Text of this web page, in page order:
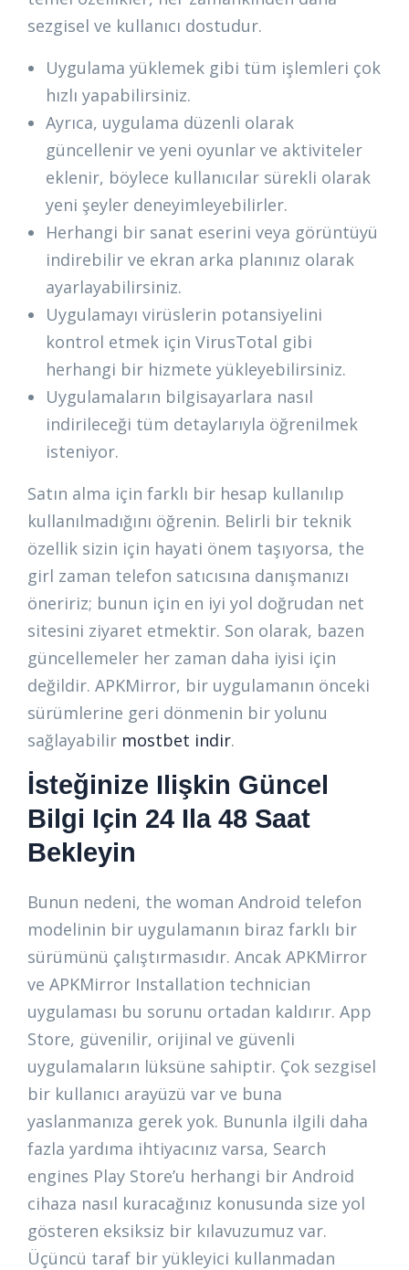
sezgisel ve kullanıcı dostudur.
Uygulama yüklemek gibi tüm işlemleri çok
hızlı yapabilirsiniz.
Ayrıca, uygulama düzenli olarak
güncellenir ve yeni oyunlar ve aktiviteler
eklenir, böylece kullanıcılar sürekli olarak
yeni şeyler deneyimleyebilirler.
Herhangi bir sanat eserini veya görüntüyü
indirebilir ve ekran arka planınız olarak
ayarlayabilirsiniz.
Uygulamayı virüslerin potansiyelini
kontrol etmek için VirusTotal gibi
herhangi bir hizmete yükleyebilirsiniz.
Uygulamaların bilgisayarlara nasıl
indirileceği tüm detaylarıyla öğrenilmek
isteniyor.
Satın alma için farklı bir hesap kullanılıp
kullanılmadığını öğrenin. Belirli bir teknik
özellik sizin için hayati önem taşıyorsa, the
girl zaman telefon satıcısına danışmanızı
öneririz; bunun için en iyi yol doğrudan net
sitesini ziyaret etmektir. Son olarak, bazen
güncellemeler her zaman daha iyisi için
değildir. APKMirror, bir uygulamanın önceki
sürümlerine geri dönmenin bir yolunu
sağlayabilir mostbet indir.
İsteğinize Ilişkin Güncel
Bilgi Için 24 Ila 48 Saat
Bekleyin
Bunun nedeni, the woman Android telefon
modelinin bir uygulamanın biraz farklı bir
sürümünü çalıştırmasıdır. Ancak APKMirror
ve APKMirror Installation technician
uygulaması bu sorunu ortadan kaldırır. App
Store, güvenilir, orijinal ve güvenli
uygulamaların lüksüne sahiptir. Çok sezgisel
bir kullanıcı arayüzü var ve buna
yaslanmanıza gerek yok. Bununla ilgili daha
fazla yardıma ihtiyacınız varsa, Search
engines Play Store’u herhangi bir Android
cihaza nasıl kuracağınız konusunda size yol
gösteren eksiksiz bir kılavuzumuz var.
Üçüncü taraf bir yükleyici kullanmadan